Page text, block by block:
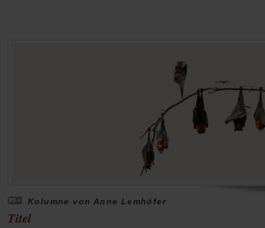
Kolumne von Anne Lemhöfer
Titel